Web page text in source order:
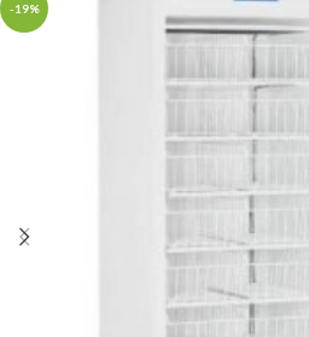
-19%